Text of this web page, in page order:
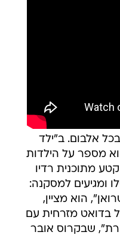
אלבום. ב"ילד
מספר על הילדות
מתוכנית רדיו
ומגיעים למסקנה:
הוא מציין,
בדואט מזרחית עם
שבקרוס אובר